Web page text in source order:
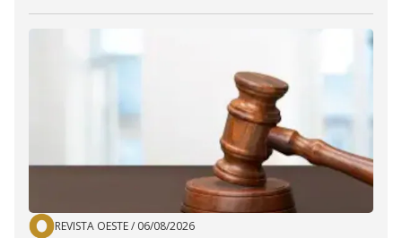
REVISTA OESTE/ 06/08/2026